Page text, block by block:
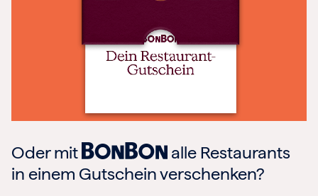
Oder mit
alle Restaurants
in einem Gutschein verschenken?